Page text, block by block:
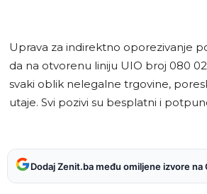
Uprava za indirektno oporezivanje
da na otvorenu liniju UIO broj 080
svaki oblik nelegalne trgovine,
utaje. Svi pozivi su besplatni i
Dodaj Zenit.ba među omiljene izvore na